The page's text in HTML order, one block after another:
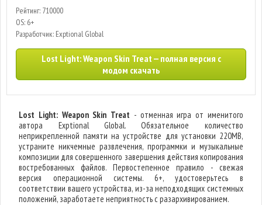
Рейтинг: 710000
OS: 6+
Разработчик: Exptional Global
Lost Light: Weapon Skin Treat — полная версия с
модом скачать
Lost Light: Weapon Skin Treat - отменная игра от именитого
автора Exptional Global. Обязательное количество
неприкрепленной памяти на устройстве для установки 220MB,
устраните никчемные развлечения, программки и музыкальные
композиции для совершенного завершения действия копирования
востребованных файлов. Первостепенное правило - свежая
версия операционной системы. 6+, удостоверьтесь в
соответствии вашего устройства, из-за неподходящих системных
положений, заработаете неприятность с разархивированием.